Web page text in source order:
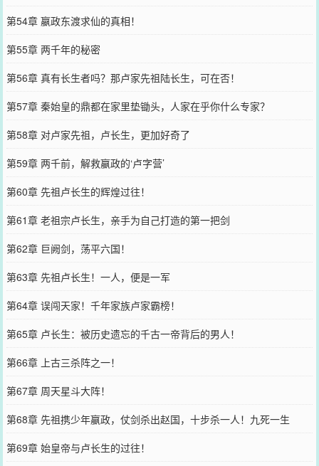
第54章 嬴政东渡求仙的真相！
第55章 两千年的秘密
第56章 真有长生者吗？那卢家先祖陆长生，可在否！
第57章 秦始皇的鼎都在家里垫锄头，人家在乎你什么专家？
第58章 对卢家先祖，卢长生，更加好奇了
第59章 两千前，解救嬴政的‘卢字营’
第60章 先祖卢长生的辉煌过往！
第61章 老祖宗卢长生，亲手为自己打造的第一把剑
第62章 巨阙剑，荡平六国！
第63章 先祖卢长生！一人，便是一军
第64章 误闯天家！千年家族卢家霸榜！
第65章 卢长生：被历史遗忘的千古一帝背后的男人！
第66章 上古三杀阵之一！
第67章 周天星斗大阵！
第68章 先祖携少年嬴政，仗剑杀出赵国，十步杀一人！九死一生
第69章 始皇帝与卢长生的过往！